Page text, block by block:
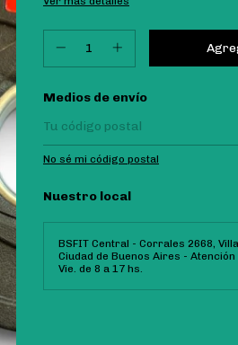
Entregas para el CP:
Medios de envío
No sé mi código postal
Nuestro local
BSFIT Central - Corrales 2668,
Ciudad de Buenos Aires - Atención
Vie. de 8 a 17 hs.